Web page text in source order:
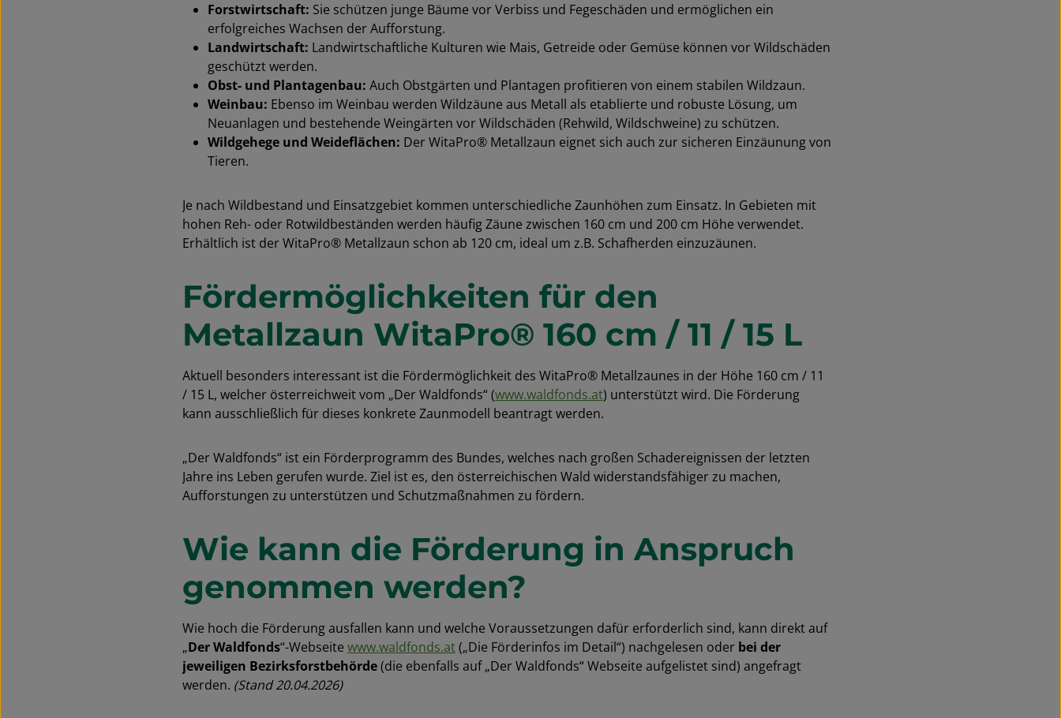
Forstwirtschaft: Sie schützen junge Bäume vor Verbiss und Fegeschäden und ermöglichen ein
erfolgreiches Wachsen der Aufforstung.
Landwirtschaft: Landwirtschaftliche Kulturen wie Mais, Getreide oder Gemüse können vor Wildschäden
geschützt werden.
Obst- und Plantagenbau: Auch Obstgärten und Plantagen profitieren von einem stabilen Wildzaun.
Weinbau: Ebenso im Weinbau werden Wildzäune aus Metall als etablierte und robuste Lösung, um
Neuanlagen und bestehende Weingärten vor Wildschäden (Rehwild, Wildschweine) zu schützen.
Wildgehege und Weideflächen: Der WitaPro® Metallzaun eignet sich auch zur sicheren Einzäunung von
Tieren.
Je nach Wildbestand und Einsatzgebiet kommen unterschiedliche Zaunhöhen zum Einsatz. In Gebieten mit
hohen Reh- oder Rotwildbeständen werden häufig Zäune zwischen 160 cm und 200 cm Höhe verwendet.
Erhältlich ist der WitaPro® Metallzaun schon ab 120 cm, ideal um z.B. Schafherden einzuzäunen.
Fördermöglichkeiten für den
Metallzaun WitaPro® 160 cm / 11 / 15 L
Aktuell besonders interessant ist die Fördermöglichkeit des WitaPro® Metallzaunes in der Höhe 160 cm / 11
/ 15 L, welcher österreichweit vom „Der Waldfonds“ (www.waldfonds.at) unterstützt wird. Die Förderung
kann ausschließlich für dieses konkrete Zaunmodell beantragt werden.
„Der Waldfonds“ ist ein Förderprogramm des Bundes, welches nach großen Schadereignissen der letzten
Jahre ins Leben gerufen wurde. Ziel ist es, den österreichischen Wald widerstandsfähiger zu machen,
Aufforstungen zu unterstützen und Schutzmaßnahmen zu fördern.
Wie kann die Förderung in Anspruch
genommen werden?
Wie hoch die Förderung ausfallen kann und welche Voraussetzungen dafür erforderlich sind, kann direkt auf
„Der Waldfonds“-Webseite www.waldfonds.at(„Die Förderinfos im Detail“) nachgelesen oder bei der
jeweiligen Bezirksforstbehörde(die ebenfalls auf „Der Waldfonds“ Webseite aufgelistet sind) angefragt
werden. (Stand 20.04.2026)